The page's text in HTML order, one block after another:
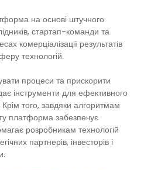
на основі штучного
стартап-команди та
комерціалізації результатів
технологій.
процеси та прискорити
інструменти для ефективного
Крім того, завдяки алгоритмам
платформа забезпечує
розробникам технологій
партнерів, інвесторів і